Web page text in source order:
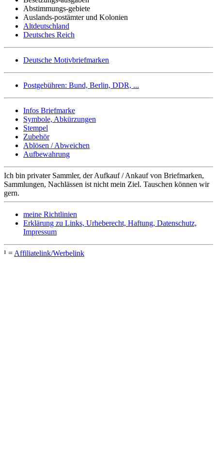
Abstimmungs-gebiete
Auslands-postämter und Kolonien
Altdeutschland
Deutsches Reich
Deutsche Motivbriefmarken
Postgebühren: Bund, Berlin, DDR, ...
Infos Briefmarke
Symbole, Abkürzungen
Stempel
Zubehör
Ablösen / Abweichen
Aufbewahrung
Ich bin privater Sammler, der Aufkauf / Ankauf von Briefmarken,
Sammlungen, Nachlässen ist nicht mein Ziel. Tauschen können wir
gern.
meine Richtlinien
Erklärung zu Links, Urheberecht, Haftung, Datenschutz,
Impressum
¹ = Affiliatelink/Werbelink